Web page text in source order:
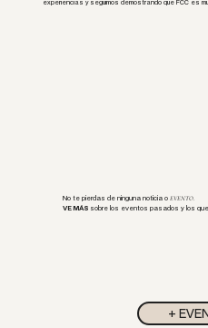
experiencias y seguimos demostrando que FCC es
No te pierdas de ninguna noticia oEVENTO.
VE MÁS sobre los eventos pasados y los
+